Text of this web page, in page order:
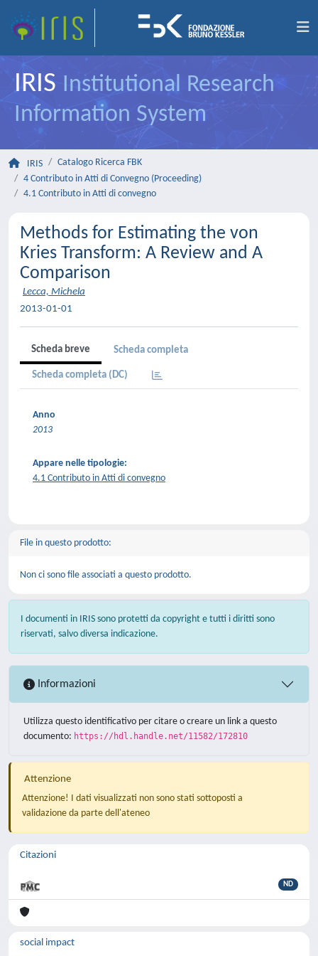
IRIS Institutional Research
Information System
IRIS
Catalogo Ricerca FBK
4 Contributo in Atti di Convegno (Proceeding)
4.1 Contributo in Atti di convegno
Methods for Estimating the von
Kries Transform: A Review and A
Comparison
Lecca, Michela
2013-01-01
Scheda breve Scheda completa
Scheda completa (DC)
Anno
2013
Appare nelle tipologie:
4.1 Contributo in Atti di convegno
File in questo prodotto:
Non ci sono file associati a questo prodotto.
I documenti in IRIS sono protetti da copyright e tutti i diritti sono
riservati, salvo diversa indicazione.
Informazioni
Utilizza questo identificativo per citare o creare un link a questo
documento: https://hdl.handle.net/11582/172810
Attenzione
Attenzione! I dati visualizzati non sono stati sottoposti a
validazione da parte dell'ateneo
Citazioni
ND
social impact